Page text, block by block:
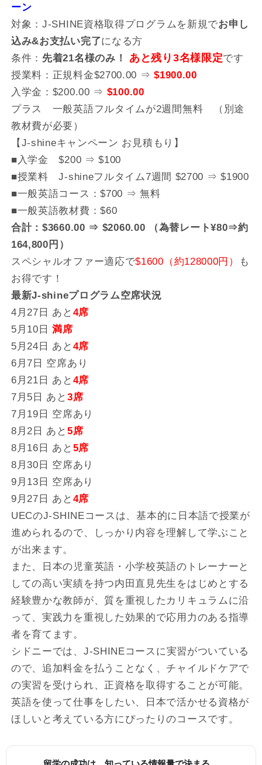
ーン
対象：J-SHINE資格取得プログラムを新規でお申し
込み&お支払い完了になる方
条件： 先着21名様のみ！ あと残り3名様限定です
授業料：正規料金$2700.00 ⇒ $1900.00
入学金：$200.00 ⇒ $100.00
プラス 一般英語フルタイムが2週間無料 （別途
教材費が必要）
【J-shineキャンペーン お見積もり】
■入学金 $200 ⇒ $100
■授業料 J-shineフルタイム7週間 $2700 ⇒ $1900
■一般英語コース：$700 ⇒ 無料
■一般英語教材費：$60
合計：$3660.00 ⇒ $2060.00 （為替レート¥80⇒約
164,800円）
スペシャルオファー適応で$1600（約128000円）
も
お得です！
最新J-shineプログラム空席状況
4月27日 あと 4席
5月10日満席
5月24日 あと 4席
6月7日 空席あり
6月21日 あと 4席
7月5日 あと 3席
7月19日 空席あり
8月2日 あと 5席
8月16日 あと 5席
8月30日 空席あり
9月13日 空席あり
9月27日 あと 4席
UECのJ-SHINEコースは、基本的に日本語で授業が
進められるので、しっかり内容を理解して学ぶこと
が出来ます。
また、日本の児童英語・小学校英語のトレーナーと
しての高い実績を持つ内田直見先生をはじめとする
経験豊かな教師が、質を重視したカリキュラムに沿
って、実践力を重視した効果的で応用力のある指導
者を育てます。
シドニーでは、J-SHINEコースに実習がついている
ので、追加料金を払うことなく、チャイルドケアで
の実習を受けられ、正資格を取得することが可能。
英語を使って仕事をしたい、日本で活かせる資格が
ほしいと考えている方にぴったりのコースです。